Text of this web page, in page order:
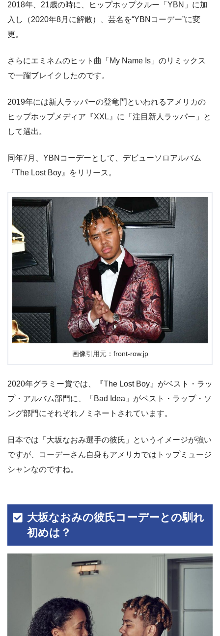
2018年、21歳の時に、ヒップホップクルー「YBN」に加
入し（2020年8月に解散）、芸名を“YBNコーデー”に変
更。
さらにエミネムのヒット曲「My Name Is」のリミックス
で一躍ブレイクしたのです。
2019年には新人ラッパーの登竜門といわれるアメリカの
ヒップホップメディア『XXL』に「注目新人ラッパー」と
して選出。
同年7月、YBNコーデーとして、デビューソロアルバム
『The Lost Boy』をリリース。
画像引用元：front-row.jp
2020年グラミー賞では、『The Lost Boy』がベスト・ラッ
プ・アルバム部門に、「Bad Idea」がベスト・ラップ・ソ
ング部門にそれぞれノミネートされています。
日本では「大坂なおみ選手の彼氏」というイメージが強い
ですが、コーデーさん自身もアメリカではトップミュージ
シャンなのですね。
大坂なおみの彼氏コーデーとの馴れ
初めは？